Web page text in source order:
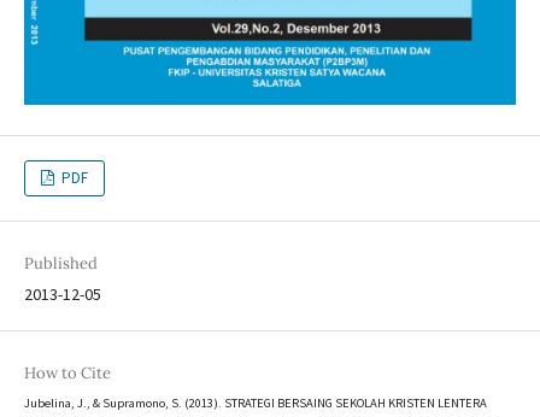
PDF
Published
2013-12-05
How to Cite
Jubelina, J., & Supramono, S. (2013). STRATEGI BERSAING SEKOLAH KRISTEN LENTERA